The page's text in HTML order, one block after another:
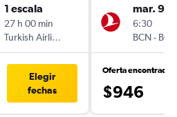
1 escala
27 h 00 min
Turkish Airlines
Elegir
fechas
mar. 9/2
6:30
BCN-
Oferta encontrada
$946